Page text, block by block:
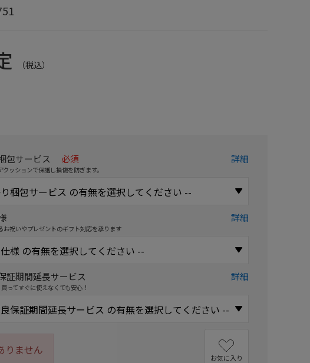
（税込）
包サービス 必須
ッションで保護し損傷を防ぎます。
詳細
祝いやプレゼントのギフト対応を承ります
詳細
証期間延長サービス
ってすぐに使えなくても安心！
詳細
りません
お気に入り